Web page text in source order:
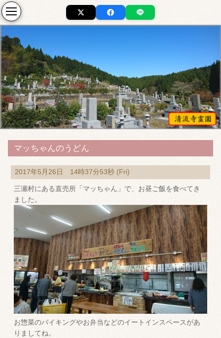
マッちゃんのうどん
2017年5月26日 14時37分53秒 (Fri)
三瀬村にある直売所「マッちゃん」で、お昼ご飯を食べてき
ました。
お惣菜のバイキングやお弁当などのイートインスペースがあ
りましてね。